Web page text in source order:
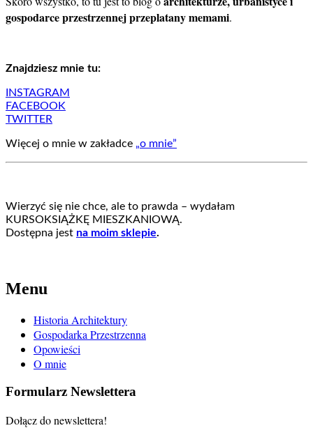
gospodarce przestrzennej przeplatany memami.
Znajdziesz mnie tu:
INSTAGRAM
FACEBOOK
TWITTER
Więcej o mnie w zakładce „o mnie”
Wierzyć się nie chce, ale to prawda – wydałam
KURSOKSIĄŻKĘ MIESZKANIOWĄ.
Dostępna jest na moim sklepie.
Menu
Historia Architektury
Gospodarka Przestrzenna
Opowieści
O mnie
Formularz Newslettera
Dołącz do newslettera!